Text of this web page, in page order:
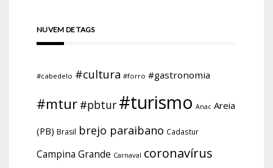
NUVEM DE TAGS
#cabedelo #cultura #forro #gastronomia
#mtur #pbtur #turismo Anac Areia
(PB) Brasil brejo paraibano Cadastur
Campina Grande Carnaval coronavírus